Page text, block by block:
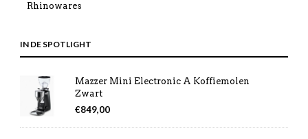
Rhinowares
IN DE SPOTLIGHT
Mazzer Mini Electronic A Koffiemolen
Zwart
€849,00